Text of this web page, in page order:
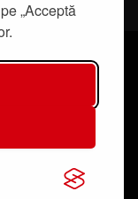
„Acceptă